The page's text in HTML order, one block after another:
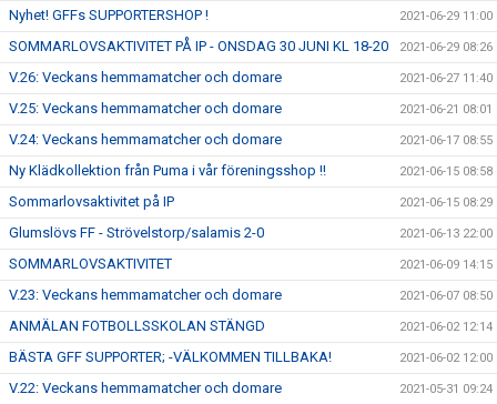
Nyhet! GFFs SUPPORTERSHOP ! 2021-06-29 11:00
SOMMARLOVSAKTIVITET PÅ IP - ONSDAG 30 JUNI KL 18-20 2021-06-29 08:26
V.26: Veckans hemmamatcher och domare 2021-06-27 11:40
V.25: Veckans hemmamatcher och domare 2021-06-21 08:01
V.24: Veckans hemmamatcher och domare 2021-06-17 08:55
Ny Klädkollektion från Puma i vår föreningsshop !! 2021-06-15 08:58
Sommarlovsaktivitet på IP 2021-06-15 08:29
Glumslövs FF - Strövelstorp/salamis 2-0 2021-06-13 22:00
SOMMARLOVSAKTIVITET 2021-06-09 14:15
V.23: Veckans hemmamatcher och domare 2021-06-07 08:50
ANMÄLAN FOTBOLLSSKOLAN STÄNGD 2021-06-02 12:14
BÄSTA GFF SUPPORTER; -VÄLKOMMEN TILLBAKA! 2021-06-02 12:00
V.22: Veckans hemmamatcher och domare 2021-05-31 09:24